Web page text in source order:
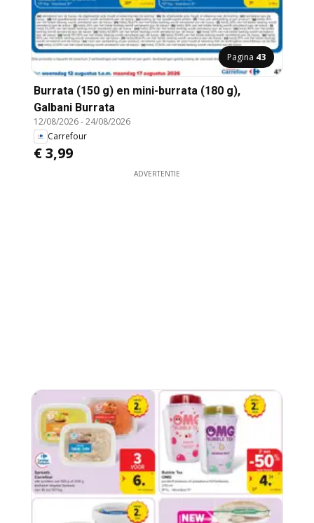
Pagina 43
Burrata (150 g) en mini-burrata (180 g),
Galbani Burrata
12/08/2026-24/08/2026
Carrefour
€ 3,99
ADVERTENTIE